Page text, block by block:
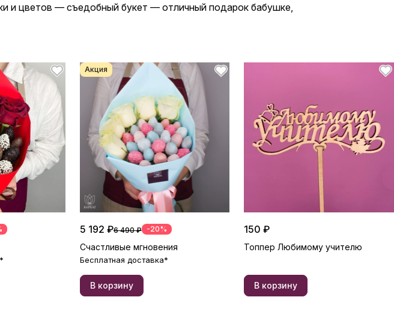
и цветов — съедобный букет — отличный подарок бабушке,
Акция
5 192 ₽6 490 ₽ -20%
Счастливые мгновения
Бесплатная доставка*
В корзину
150 ₽
Топпер Любимому учителю
В корзину